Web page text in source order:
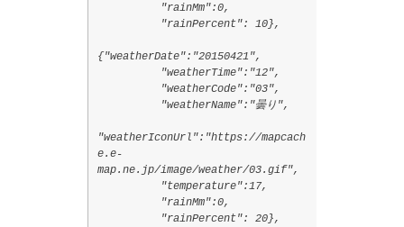
"rainMm":0,
"rainPercent": 10},
{"weatherDate":"20150421",
"weatherTime":"12",
"weatherCode":"03",
"weatherName":"曇り",
"weatherIconUrl":"https://mapcach
e.e-
map.ne.jp/image/weather/03.gif",
"temperature":17,
"rainMm":0,
"rainPercent": 20},